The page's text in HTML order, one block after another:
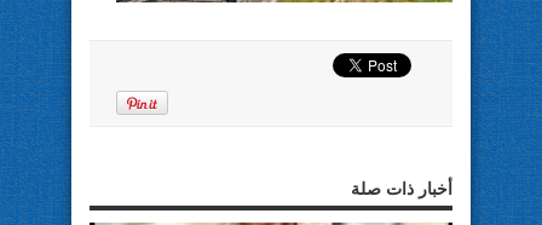
أخبار ذات صلة